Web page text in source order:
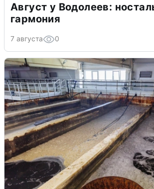
Август у Водолеев:
гармония
7 августа 0